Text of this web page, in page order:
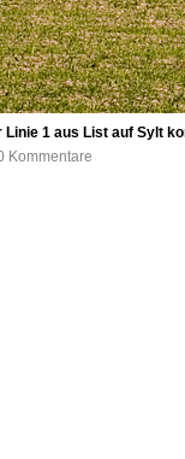
Linie 1 aus List auf Sylt
Kommentare